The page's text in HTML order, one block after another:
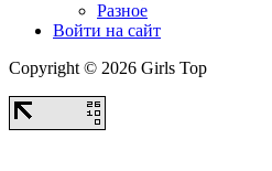
Разное
Войти на сайт
Copyright © 2026 Girls Top